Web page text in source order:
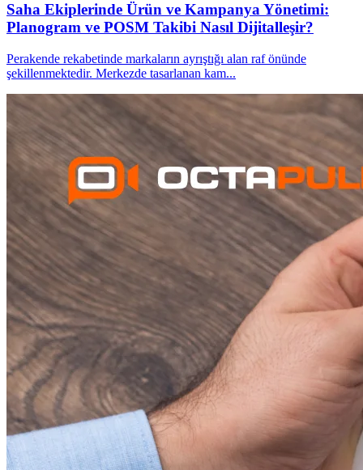
Saha Ekiplerinde Ürün ve Kampanya Yönetimi:
Planogram ve POSM Takibi Nasıl Dijitalleşir?
Perakende rekabetinde markaların ayrıştığı alan raf önünde
şekillenmektedir. Merkezde tasarlanan kam...